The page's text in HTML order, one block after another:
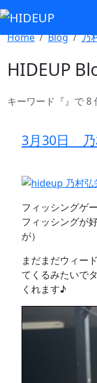
Home Blog 乃
HIDEUP
キーワード『』で 8
3月30日 乃
フィッシングゲ
フィッシングが
が）
まだまだウィー
てくるみたいで
くれます♪